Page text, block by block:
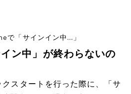
で「サインイン中...」
ン中」が終わらないの
スタートを行った際に、「サ